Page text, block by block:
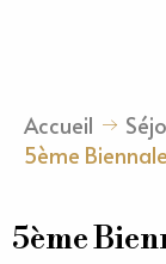
Accueil
5ème
5ème